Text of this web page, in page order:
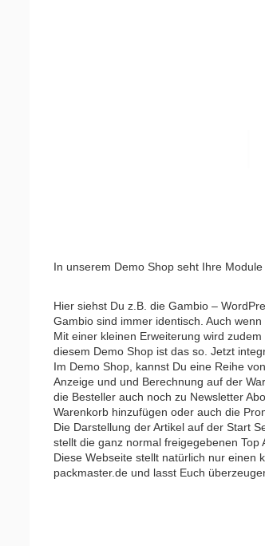
In unserem Demo Shop seht Ihre
Hier siehst Du z.B. die Gambio –
Gambio sind immer identisch. Auch
Mit einer kleinen Erweiterung wird
diesem Demo Shop ist das so. Jetzt
Im Demo Shop, kannst Du eine Reihe
Anzeige und und Berechnung auf der
die Besteller auch noch zu Newsletter
Warenkorb hinzufügen oder auch die
Die Darstellung der Artikel auf der Start
stellt die ganz normal freigegebenen
Diese Webseite stellt natürlich nur einen
packmaster.de und lasst Euch